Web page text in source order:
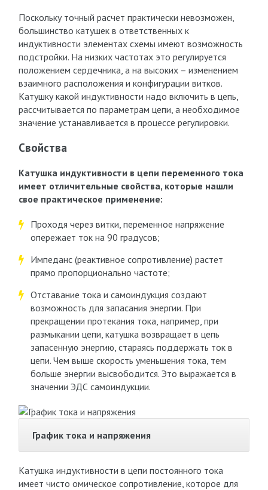
Поскольку точный расчет практически невозможен,
большинство катушек в ответственных к
индуктивности элементах схемы имеют возможность
подстройки. На низких частотах это регулируется
положением сердечника, а на высоких – изменением
взаимного расположения и конфигурации витков.
Катушку какой индуктивности надо включить в цепь,
рассчитывается по параметрам цепи, а необходимое
значение устанавливается в процессе регулировки.
Свойства
Катушка индуктивности в цепи переменного тока
имеет отличительные свойства, которые нашли
свое практическое применение:
Проходя через витки, переменное напряжение
опережает ток на 90 градусов;
Импеданс (реактивное сопротивление) растет
прямо пропорционально частоте;
Отставание тока и самоиндукция создают
возможность для запасания энергии. При
прекращении протекания тока, например, при
размыкании цепи, катушка возвращает в цепь
запасенную энергию, стараясь поддержать ток в
цепи. Чем выше скорость уменьшения тока, тем
больше энергии высвободится. Это выражается в
значении ЭДС самоиндукции.
График тока и напряжения
Катушка индуктивности в цепи постоянного тока
имеет чисто омическое сопротивление, которое для